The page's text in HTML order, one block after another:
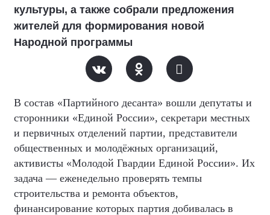
культуры, а также собрали предложения
жителей для формирования новой
Народной программы
В состав «Партийного десанта» вошли депутаты и
сторонники «Единой России», секретари местных
и первичных отделений партии, представители
общественных и молодёжных организаций,
активисты «Молодой Гвардии Единой России». Их
задача — еженедельно проверять темпы
строительства и ремонта объектов,
финансирование которых партия добивалась в